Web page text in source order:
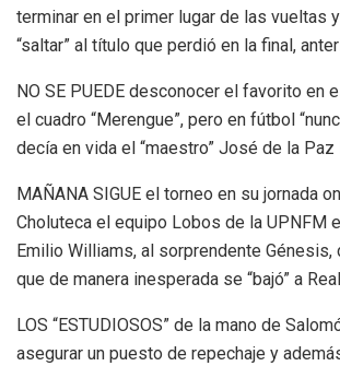
terminar en el primer lugar de las vueltas
“saltar” al título que perdió en la final,
NO SE PUEDE desconocer el favorito en
el cuadro “Merengue”, pero en fútbol
decía en vida el “maestro” José de la Paz
MAÑANA SIGUE el torneo en su jornada
Choluteca el equipo Lobos de la UPNFM
Emilio Williams, al sorprendente Génesis,
que de manera inesperada se “bajó” a
LOS “ESTUDIOSOS” de la mano de
asegurar un puesto de repechaje y